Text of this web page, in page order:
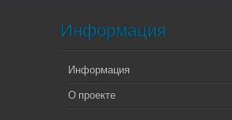
Информация
Информация
О проекте